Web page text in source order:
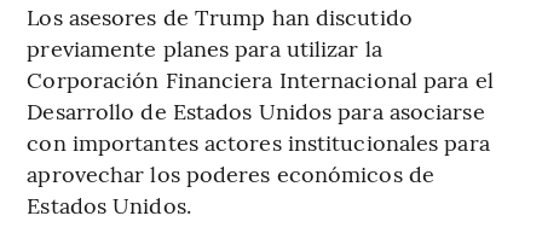
Los asesores de Trump han discutido
previamente planes para utilizar la
Corporación Financiera Internacional para el
Desarrollo de Estados Unidos para asociarse
con importantes actores institucionales para
aprovechar los poderes económicos de
Estados Unidos.